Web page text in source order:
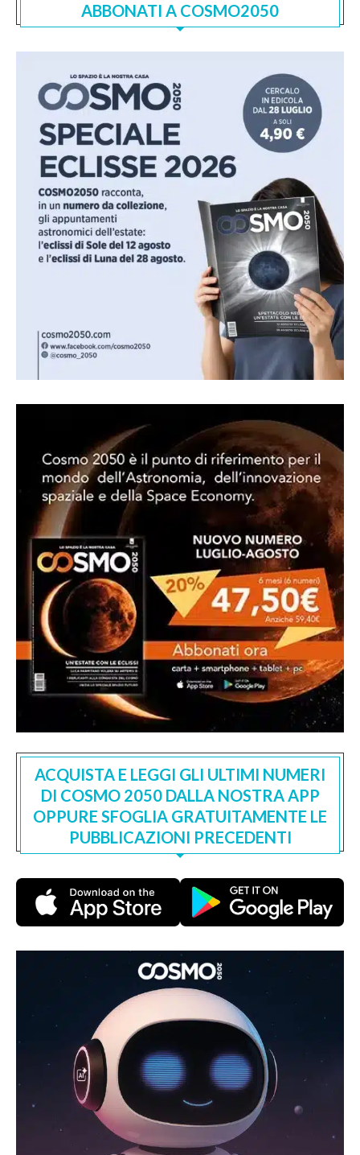
ABBONATI A COSMO2050
ACQUISTA E LEGGI GLI ULTIMI NUMERI
DI COSMO 2050 DALLA NOSTRA APP
OPPURE SFOGLIA GRATUITAMENTE LE
PUBBLICAZIONI PRECEDENTI